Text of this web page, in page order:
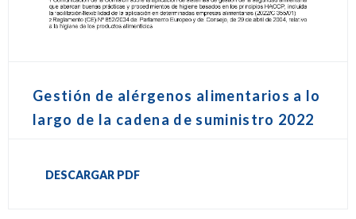
Gestión de alérgenos alimentarios a lo
largo de la cadena de suministro 2022
DESCARGAR PDF